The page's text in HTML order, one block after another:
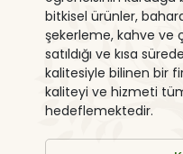
bitkisel ürünler,
şekerleme, kahve ve
satıldığı ve kısa
kalitesiyle bilinen bir
kaliteyi ve hizmeti
hedeflemektedir.